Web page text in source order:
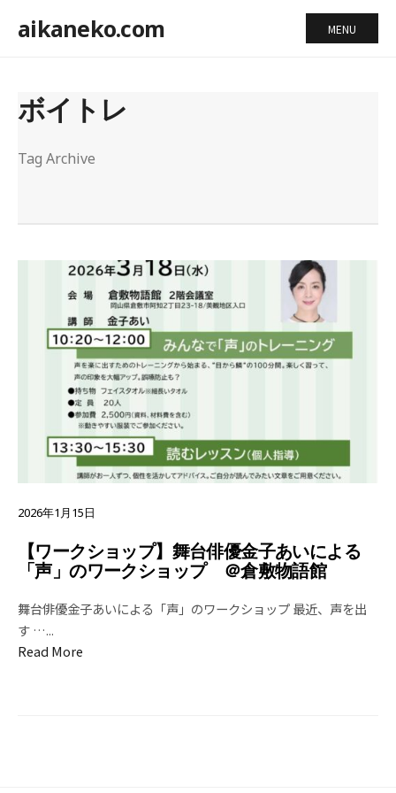
aikaneko.com MENU
ボイトレ
Tag Archive
2026年1月15日
【ワークショップ】舞台俳優金子あいによる
「声」のワークショップ ＠倉敷物語館
舞台俳優金子あいによる「声」のワークショップ 最近、声を出
す …...
Read More